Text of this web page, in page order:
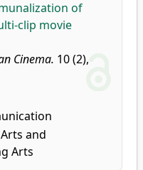
of
clip movie
Cinema. 10 (2),
and
Arts